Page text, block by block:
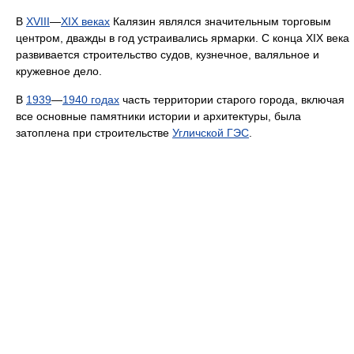
В XVIII—XIX веках Калязин являлся значительным торговым
центром, дважды в год устраивались ярмарки. С конца XIX века
развивается строительство судов, кузнечное, валяльное и
кружевное дело.
В 1939—1940 годах часть территории старого города, включая
все основные памятники истории и архитектуры, была
затоплена при строительстве Угличской ГЭС